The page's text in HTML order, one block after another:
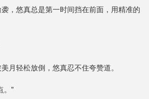
，悠真总是第一时间挡在前面，用精准的
月轻松放倒，悠真忍不住夸赞道。
。”